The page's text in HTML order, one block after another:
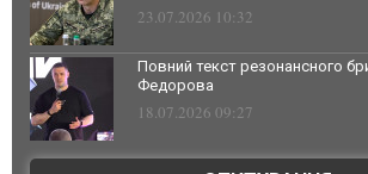
23.07.2026 10:32
Повний текст резонансного
Федорова
18.07.2026 09:27